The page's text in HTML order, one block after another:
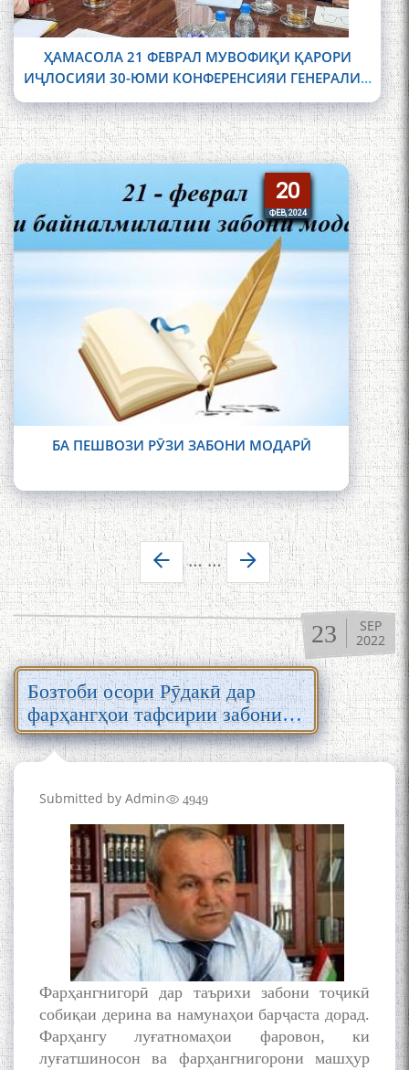
ҲАМАСОЛА 21 ФЕВРАЛ МУВОФИҚИ ҚАРОРИ
ИҶЛОСИЯИ 30-ЮМИ КОНФЕРЕНСИЯИ ГЕНЕРАЛИИ
ЮНЕСКО ДАР ТАМОМИ ДУНЁ РӮЗИ
20
20
ФЕВ, 2024
БА ПЕШВОЗИ РӮЗИ ЗАБОНИ МОДАРӢ
Pages ……
23
SEP
2022
Бозтоби осори Рӯдакӣ дар
фарҳангҳои тафсирии забони
тоҷикӣ
Submitted by Admin 4949
Фарҳангнигорӣ дар таърихи забони тоҷикӣ
собиқаи дерина ва намунаҳои барҷаста дорад.
Фарҳангу луғатномаҳои фаровон, ки
луғатшиносон ва фарҳангнигорони машҳур